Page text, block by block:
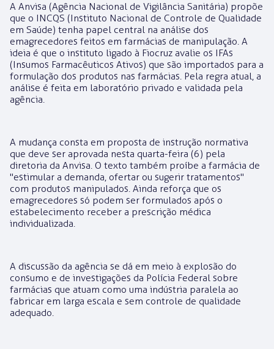
A Anvisa (Agência Nacional de Vigilância Sanitária) propõe
que o INCQS (Instituto Nacional de Controle de Qualidade
em Saúde) tenha papel central na análise dos
emagrecedores feitos em farmácias de manipulação. A
ideia é que o instituto ligado à Fiocruz avalie os IFAs
(Insumos Farmacêuticos Ativos) que são importados para a
formulação dos produtos nas farmácias. Pela regra atual, a
análise é feita em laboratório privado e validada pela
agência.
A mudança consta em proposta de instrução normativa
que deve ser aprovada nesta quarta-feira (6) pela
diretoria da Anvisa. O texto também proíbe a farmácia de
"estimular a demanda, ofertar ou sugerir tratamentos"
com produtos manipulados. Ainda reforça que os
emagrecedores só podem ser formulados após o
estabelecimento receber a prescrição médica
individualizada.
A discussão da agência se dá em meio à explosão do
consumo e de investigações da Polícia Federal sobre
farmácias que atuam como uma indústria paralela ao
fabricar em larga escala e sem controle de qualidade
adequado.